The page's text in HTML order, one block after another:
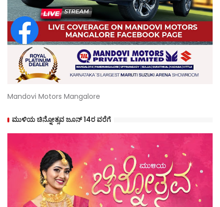
Mandovi Motors Mangalore
ಮುಳಿಯ ಚಿನ್ನೋತ್ಸವ ಜೂನ್ 14ರ ವರೆಗೆ